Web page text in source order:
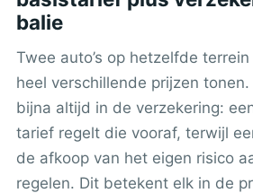
balie
Twee auto’s op hetzelfde
heel verschillende prijzen
bijna altijd in de verzekering:
tarief regelt die vooraf, terwijl
de afkoop van het eigen risico
regelen. Dit betekent elk in de